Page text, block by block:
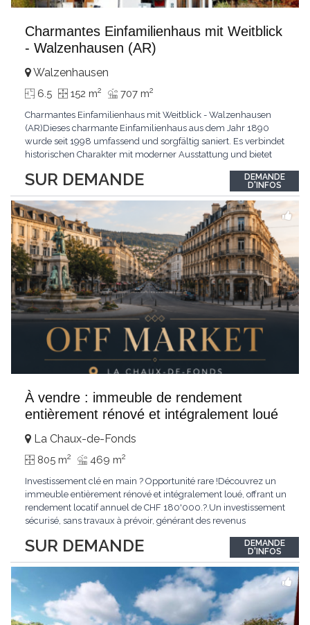
Charmantes Einfamilienhaus mit Weitblick
- Walzenhausen (AR)
SUR DEMANDE
Walzenhausen
6.5 152 m2 707 m2
Charmantes Einfamilienhaus mit Weitblick - Walzenhausen
(AR)Dieses charmante Einfamilienhaus aus dem Jahr 1890
wurde seit 1998 umfassend und sorgfältig saniert. Es verbindet
historischen Charakter mit moderner Ausstattung und bietet
Walzenhausen überzeugt durch die Nähe zur Natur, gute
Erreichbarkeit und ein angenehmes Wohnumfeld. Highlights...
DEMANDE
D'INFOS
À vendre : immeuble de rendement
entièrement rénové et intégralement loué
SUR DEMANDE
La Chaux-de-Fonds
805 m2 469 m2
Investissement clé en main ? Opportunité rare !Découvrez un
immeuble entièrement rénové et intégralement loué, offrant un
rendement locatif annuel de CHF 180'000.?.Un investissement
sécurisé, sans travaux à prévoir, générant des revenus
d'informations ou recevoir le dossier.
DEMANDE
D'INFOS